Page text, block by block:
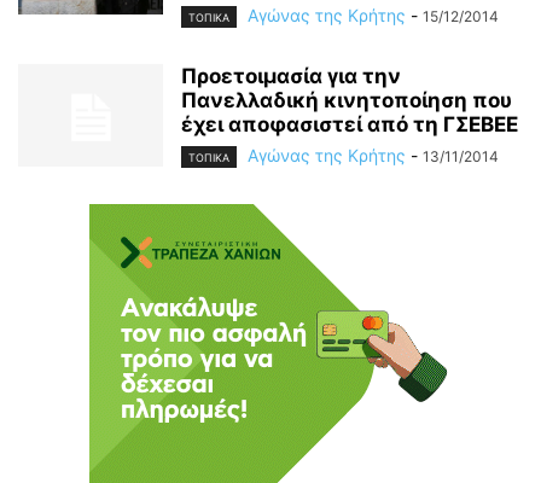
ΤΟΠΙΚΑ Αγώνας της Κρήτης - 15/12/2014
Προετοιμασία για την
Πανελλαδική κινητοποίηση που
έχει αποφασιστεί από τη ΓΣΕΒΕΕ
ΤΟΠΙΚΑ Αγώνας της Κρήτης - 13/11/2014